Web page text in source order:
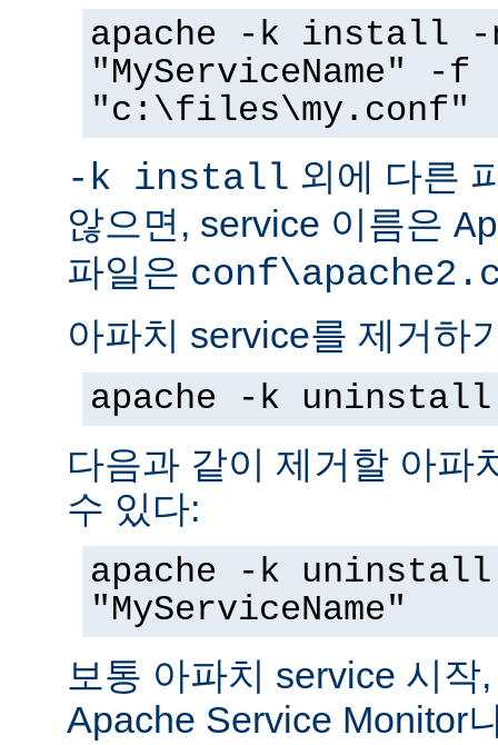
apache -k install -
"MyServiceName" -f
"c:\files\my.conf"
-k install 외에 다른
않으면, service 이름은
파일은
아파치 service를 제거하
apache -k uninstall
다음과 같이 제거할 아파
수 있다:
apache -k
"MyServiceName"
보통 아파치 service 시작
Apache Service Monitor